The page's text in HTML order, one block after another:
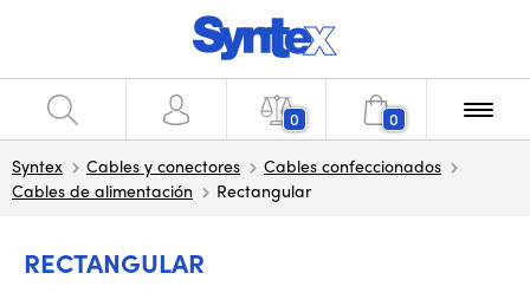
0 0
Syntex Cables y conectores
Cables confeccionados
Cables de alimentación
Rectangular
RECTANGULAR